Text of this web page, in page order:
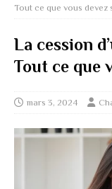
Tout ce que vous devez
La cession
Tout ce que
mars 3, 2024